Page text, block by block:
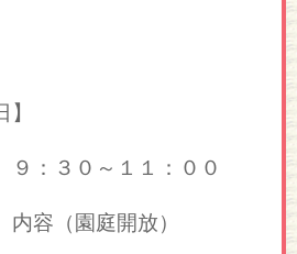
９：３０～１１：００
庭開放）